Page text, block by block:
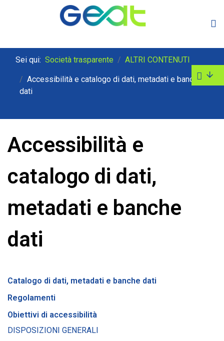
Sei qui: Società trasparente ALTRI CONTENUTI
Accessibilità e catalogo di dati, metadati e banche
dati
Accessibilità e
catalogo di dati,
metadati e banche
dati
Catalogo di dati, metadati e banche dati
Regolamenti
Obiettivi di accessibilità
DISPOSIZIONI GENERALI